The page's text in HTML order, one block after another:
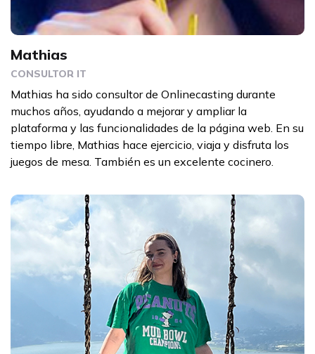
Mathias
CONSULTOR IT
Mathias ha sido consultor de Onlinecasting durante
muchos años, ayudando a mejorar y ampliar la
plataforma y las funcionalidades de la página web. En su
tiempo libre, Mathias hace ejercicio, viaja y disfruta los
juegos de mesa. También es un excelente cocinero.